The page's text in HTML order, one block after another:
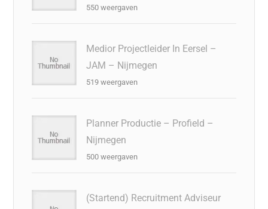
550 weergaven
Medior Projectleider In Eersel –
JAM – Nijmegen
519 weergaven
Planner Productie – Profield –
Nijmegen
500 weergaven
(Startend) Recruitment Adviseur